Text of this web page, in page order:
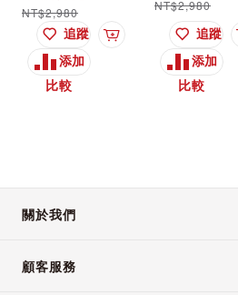
購物車
棉被/纖維被)
(WB0233-N16)
NT$2,980
加入購物車
追蹤
添加
比較
NT$2,980
追蹤
添加
比較
關於我們
顧客服務